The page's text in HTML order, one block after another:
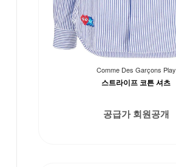
Comme Des Garçons Play
스트라이프 코튼 셔츠
공급가 회원공개